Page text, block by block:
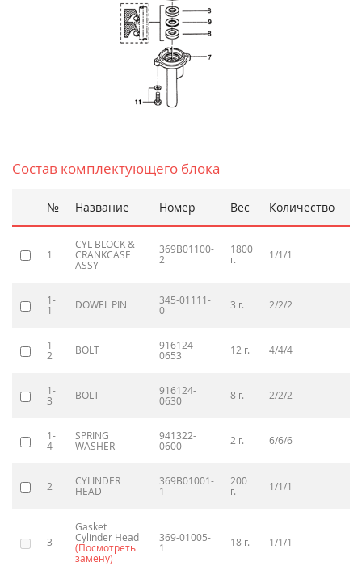
Состав комплектующего блока
№ Название Номер Вес Количество
1
CYL BLOCK &
CRANKCASE
ASSY
369B01100-
2
1800
г.
1/1/1
1-
1
DOWEL PIN
345-01111-
0
3 г. 2/2/2
1-
2
BOLT
916124-
0653
12 г. 4/4/4
1-
3
BOLT
916124-
0630
8 г. 2/2/2
1-
4
SPRING
WASHER
941322-
0600
2 г. 6/6/6
2
CYLINDER
HEAD
369B01001-
1
200
г.
1/1/1
3
Gasket
Cylinder Head
(Посмотреть
замену)
369-01005-
1
18 г. 1/1/1